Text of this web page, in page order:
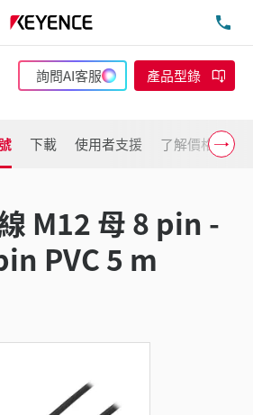
詢問AI客服 產品型錄
下載 使用者支援 了解價格
M12 母 8 pin -
PVC 5 m